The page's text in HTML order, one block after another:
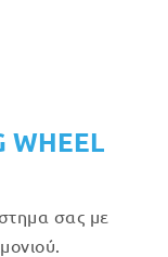
WHEEL
σας με